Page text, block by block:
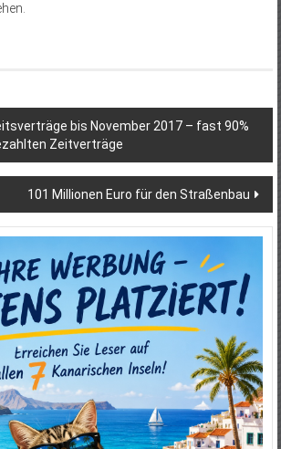
bis November 2017 – fast 90%
Zeitverträge
101 Millionen Euro für den Straßenbau